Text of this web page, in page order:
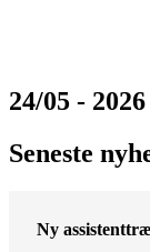
24/05 - 2026
Seneste
Ny